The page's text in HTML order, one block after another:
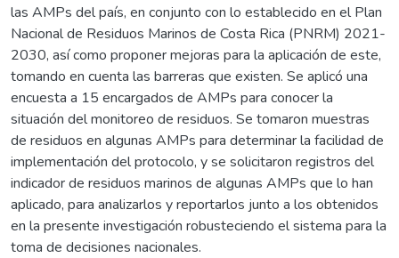
las AMPs del país, en conjunto con lo establecido en el Plan
Nacional de Residuos Marinos de Costa Rica (PNRM) 2021-
2030, así como proponer mejoras para la aplicación de este,
tomando en cuenta las barreras que existen. Se aplicó una
encuesta a 15 encargados de AMPs para conocer la
situación del monitoreo de residuos. Se tomaron muestras
de residuos en algunas AMPs para determinar la facilidad de
implementación del protocolo, y se solicitaron registros del
indicador de residuos marinos de algunas AMPs que lo han
aplicado, para analizarlos y reportarlos junto a los obtenidos
en la presente investigación robusteciendo el sistema para la
toma de decisiones nacionales.